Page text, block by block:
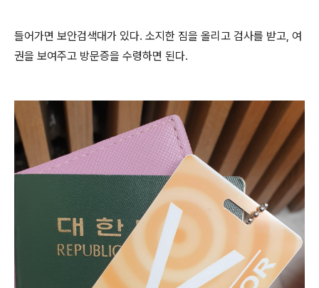
들어가면 보안검색대가 있다. 소지한 짐을 올리고 검사를 받고, 여
권을 보여주고 방문증을 수령하면 된다.